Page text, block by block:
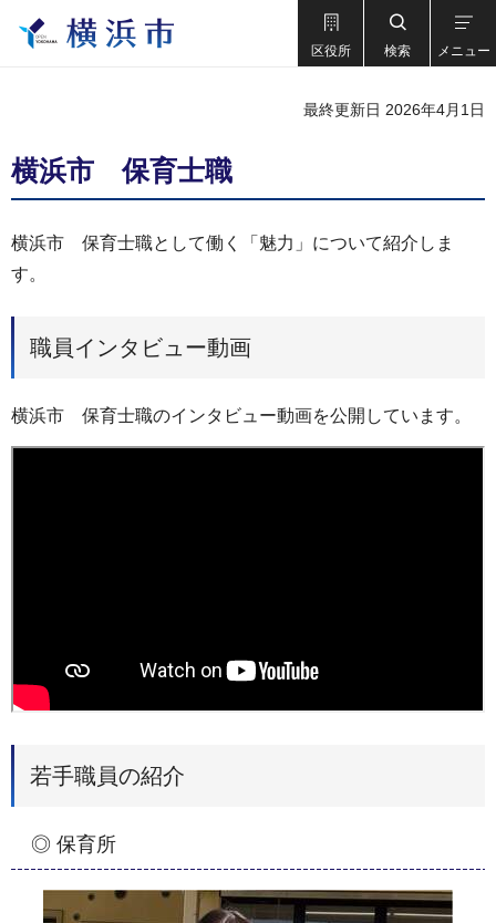
区役所 検索 メニュー
最終更新日 2026年4月1日
横浜市 保育士職
横浜市 保育士職として働く「魅力」について紹介しま
す。
職員インタビュー動画
横浜市 保育士職のインタビュー動画を公開しています。
若手職員の紹介
◎ 保育所